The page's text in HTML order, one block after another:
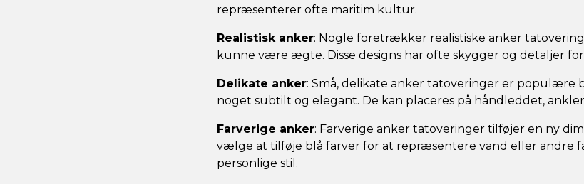
repræsenterer ofte maritim kultur.
Realistisk anker: Nogle foretrækker realistiske anker
kunne være ægte. Disse designs har ofte skygger og detaljer
Delikate anker: Små, delikate anker tatoveringer er populære
noget subtilt og elegant. De kan placeres på håndleddet,
Farverige anker: Farverige anker tatoveringer tilføjer en ny
vælge at tilføje blå farver for at repræsentere vand eller andre
personlige stil.